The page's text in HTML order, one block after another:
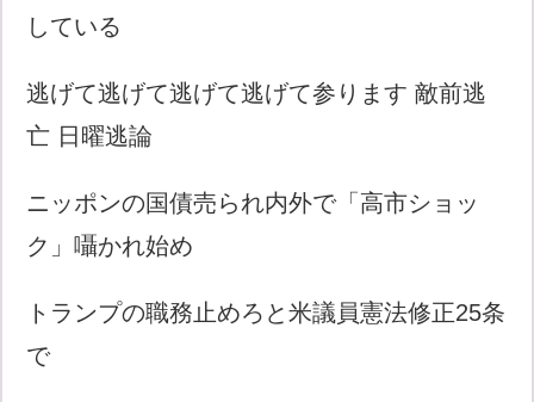
している
逃げて逃げて逃げて逃げて参ります 敵前逃
亡 日曜逃論
ニッポンの国債売られ内外で「高市ショッ
ク」囁かれ始め
トランプの職務止めろと米議員憲法修正25条
で